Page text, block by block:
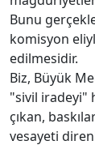
Bunu
komisyon
edilmesidir.
Biz, Büyük
"sivil iradeyi"
çıkan,
vesayeti